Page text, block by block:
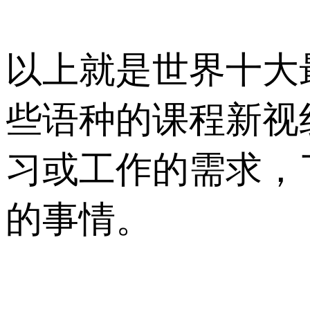
以上就是世界十
些语种的课程新
习或工作的需求
的事情。